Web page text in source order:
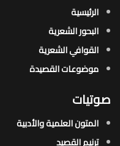
الرئيسية
البحور الشعرية​
القوافي الشعرية​
موضوعات القصيدة​
صوتيات
المتون العلمية والأدبية
ترنيم القصيد